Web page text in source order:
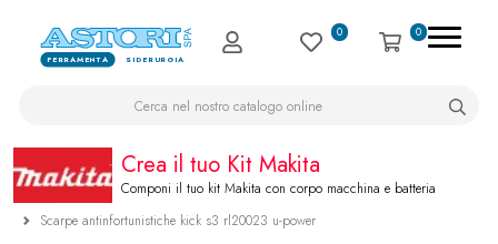
FERRAMENTA SIDERURGIA
0 0
Crea il tuo Kit Makita
Componi il tuo kit Makita con corpo macchina e batteria
Scarpe antinfortunistiche kick s3 rl20023 u-power